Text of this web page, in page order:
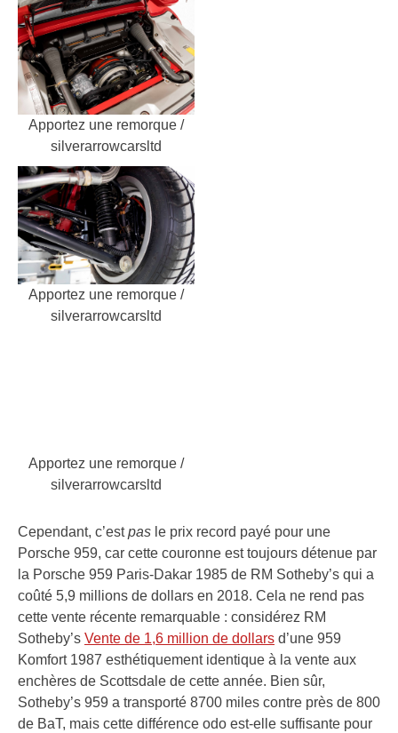
Apportez une remorque /
silverarrowcarsltd
Apportez une remorque /
silverarrowcarsltd
Apportez une remorque /
silverarrowcarsltd
Cependant, c’estpas le prix record payé pour une
Porsche 959, car cette couronne est toujours détenue par
la Porsche 959 Paris-Dakar 1985 de RM Sotheby’s qui a
coûté 5,9 millions de dollars en 2018. Cela ne rend pas
cette vente récente remarquable : considérez RM
Sotheby’s Vente de 1,6 million de dollars d’une 959
Komfort 1987 esthétiquement identique à la vente aux
enchères de Scottsdale de cette année. Bien sûr,
Sotheby’s 959 a transporté 8700 miles contre près de 800
de BaT, mais cette différence odo est-elle suffisante pour